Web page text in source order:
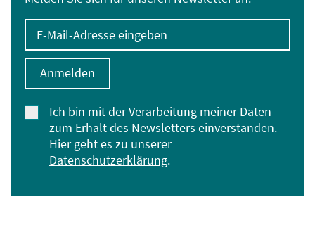
E-Mail-Adresse eingeben
Ich bin mit der Verarbeitung meiner Daten
zum Erhalt des Newsletters einverstanden.
Hier geht es zu unserer
Datenschutzerklärung.
Anmelden